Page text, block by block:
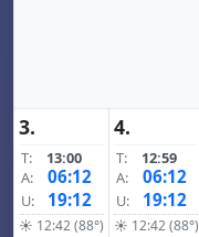
3.
T:
13:00
A:
06:12
U: 19:12
☀ 12:42 (88°)
4.
T:
12:59
A:
06:12
U: 19:12
☀ 12:42 (88°)